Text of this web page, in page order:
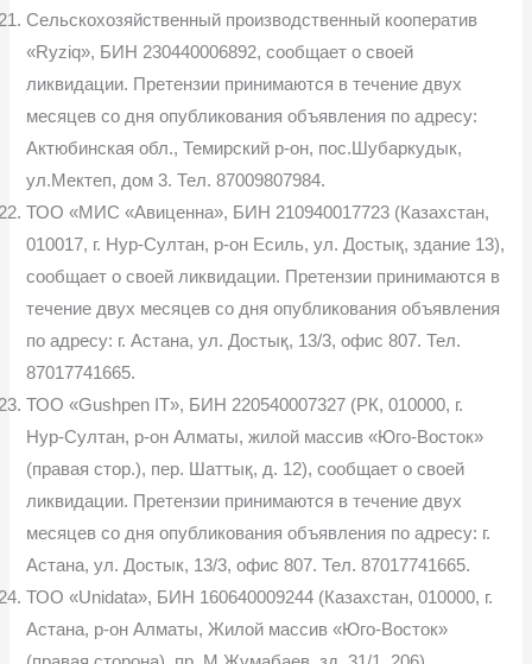
Сельскохозяйственный производственный кооператив
«Ryziq», БИН 230440006892, сообщает о своей
ликвидации. Претензии принимаются в течение двух
месяцев со дня опубликования объявления по адресу:
Актюбинская обл., Темирский р-он, пос.Шубаркудык,
ул.Мектеп, дом 3. Тел. 87009807984.
ТОО «МИС «Авиценна», БИН 210940017723 (Казахстан,
010017, г. Нур-Султан, р-он Есиль, ул. Достық, здание 13),
сообщает о своей ликвидации. Претензии принимаются в
течение двух месяцев со дня опубликования объявления
по адресу: г. Астана, ул. Достық, 13/3, офис 807. Тел.
87017741665.
ТОО «Gushpen IT», БИН 220540007327 (РК, 010000, г.
Нур-Султан, р-он Алматы, жилой массив «Юго-Восток»
(правая стор.), пер. Шаттық, д. 12), сообщает о своей
ликвидации. Претензии принимаются в течение двух
месяцев со дня опубликования объявления по адресу: г.
Астана, ул. Достык, 13/3, офис 807. Тел. 87017741665.
ТОО «Unidata», БИН 160640009244 (Казахстан, 010000, г.
Астана, р-он Алматы, Жилой массив «Юго-Восток»